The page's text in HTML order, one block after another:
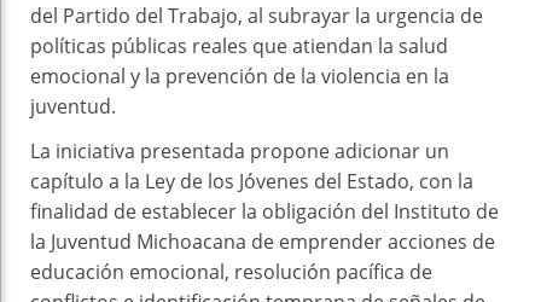
del Partido del Trabajo, al subrayar la urgencia de
políticas públicas reales que atiendan la salud
emocional y la prevención de la violencia en la
juventud.
La iniciativa presentada propone adicionar un
capítulo a la Ley de los Jóvenes del Estado, con la
finalidad de establecer la obligación del Instituto de
la Juventud Michoacana de emprender acciones de
educación emocional, resolución pacífica de